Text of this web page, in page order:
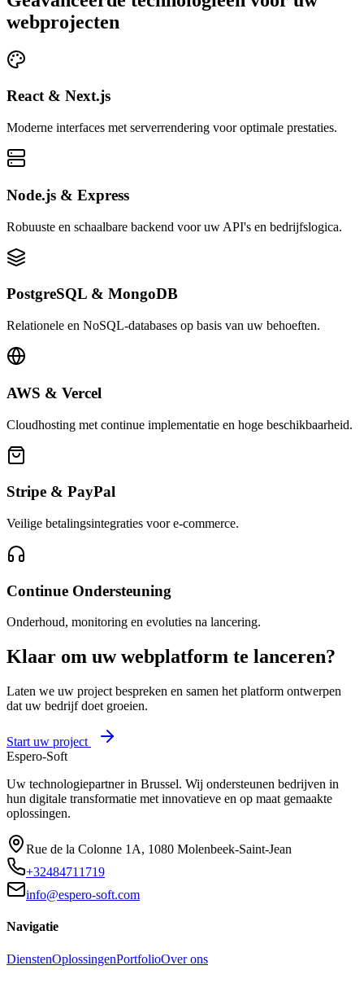
webprojecten
React & Next.js
Moderne interfaces met serverrendering voor optimale prestaties.
Node.js & Express
Robuuste en schaalbare backend voor uw API's en bedrijfslogica.
PostgreSQL & MongoDB
Relationele en NoSQL-databases op basis van uw behoeften.
AWS & Vercel
Cloudhosting met continue implementatie en hoge beschikbaarheid.
Stripe & PayPal
Veilige betalingsintegraties voor e-commerce.
Continue Ondersteuning
Onderhoud, monitoring en evoluties na lancering.
Klaar om uw webplatform te lanceren?
Laten we uw project bespreken en samen het platform ontwerpen
dat uw bedrijf doet groeien.
Start uw project
Espero-Soft
Uw technologiepartner in Brussel. Wij ondersteunen bedrijven in
hun digitale transformatie met innovatieve en op maat gemaakte
oplossingen.
Rue de la Colonne 1A, 1080 Molenbeek-Saint-Jean
+32484711719
info@espero-soft.com
Navigatie
DienstenOplossingenPortfolioOver ons